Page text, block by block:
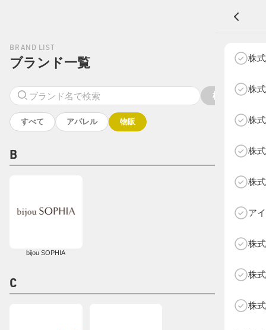
アパレル部門 物販部門 NEXT AGE
HOME
A
株
株
株
株
株
ア
株
株
株
BRAND LIST
ブランド一覧
検索
すべて アパレル 物販
B
bijou SOPHIA
C